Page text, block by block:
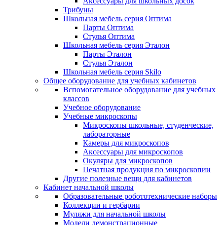
Трибуны
Школьная мебель серия Оптима
Парты Оптима
Стулья Оптима
Школьная мебель серия Эталон
Парты Эталон
Стулья Эталон
Школьная мебель серия Skilo
Общее оборудование для учебных кабинетов
Вспомогательное оборудование для учебных
классов
Учебное оборудование
Учебные микроскопы
Микроскопы школьные, студенческие,
лабораторные
Камеры для микроскопов
Аксессуары для микроскопов
Окуляры для микроскопов
Печатная продукция по микроскопии
Другие полезные вещи для кабинетов
Кабинет начальной школы
Образовательные робототехнические наборы
Коллекции и гербарии
Муляжи для начальной школы
Модели демонстрационные